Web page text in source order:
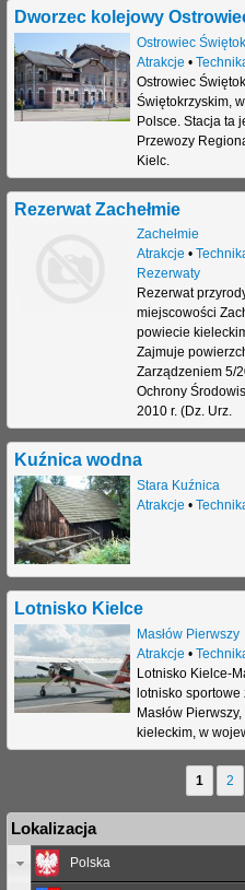
Dworzec kolejowy
Ostrowiec
Atrakcje •
Ostrowiec
Świętokrzyskim,
Polsce. Stacja ta
Przewozy
Kielc.
Rezerwat Zachełmie
Zachełmie
Atrakcje •
Rezerwaty
Rezerwat
miejscowości
powiecie
Zajmuje
Zarządzeniem 5/
Ochrony
2010 r. (Dz. Urz.
Kuźnica wodna
Stara Kuźnica
Atrakcje •
Lotnisko Kielce
Masłów Pierwszy
Atrakcje •
Lotnisko Kielce-
lotnisko
Masłów
kieleckim, w
1 2
Lokalizacja
Polska